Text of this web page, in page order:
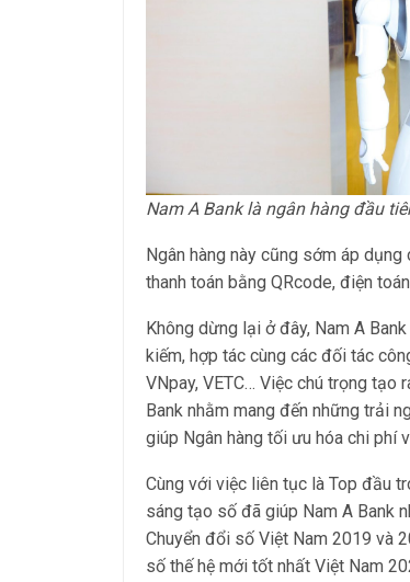
Nam A Bank là ngân hàng đầu
Ngân hàng này cũng sớm áp
thanh toán bằng QRcode, điện
Không dừng lại ở đây, Nam A
kiếm, hợp tác cùng các đối tác
VNpay, VETC… Việc chú trọng tạo
Bank nhằm mang đến những trải
giúp Ngân hàng tối ưu hóa chi phí
Cùng với việc liên tục là Top đầu
sáng tạo số đã giúp Nam A Bank
Chuyển đổi số Việt Nam 2019 và
số thế hệ mới tốt nhất Việt Nam